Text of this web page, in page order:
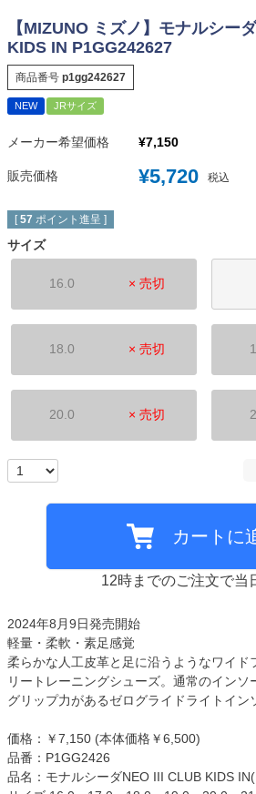
【MIZUNO ミズノ】モナルシー
KIDS IN P1GG242627
商品番号 p1gg242627
NEW JRサイズ
メーカー希望価格 ¥7,150
販売価格 ¥5,720 税込
[ 57 ポイント進呈 ]
サイズ
16.0 × 売切
18.0 × 売切
20.0 × 売切
カートに
12時までのご注文で当
2024年8月9日発売開始
軽量・柔軟・素足感覚
柔らかな人工皮革と足に沿うようなワイド
リートレーニングシューズ。通常のイン
グリップ力があるゼログライドライトイン
価格：￥7,150 (本体価格￥6,500)
品番：P1GG2426
品名：モナルシーダNEO III CLUB KIDS